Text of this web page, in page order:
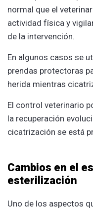
normal que el
actividad física y
de la intervención.
En algunos casos se
prendas protectoras
herida mientras
El control veterinario
la recuperación
cicatrización se está
Cambios en el
esterilización
Uno de los aspectos